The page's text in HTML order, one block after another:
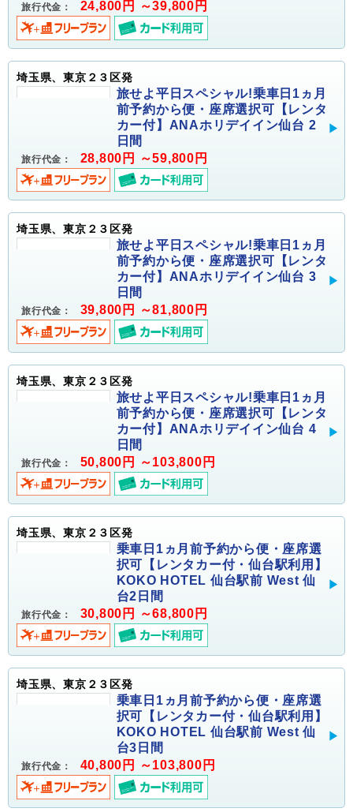
旅行代金： 24,800円 ～39,800円
埼玉県、東京２３区発
旅せよ平日スペシャル!乗車日1ヵ月
前予約から便・座席選択可【レンタ
カー付】ANAホリデイイン仙台 2
日間
旅行代金： 28,800円 ～59,800円
埼玉県、東京２３区発
旅せよ平日スペシャル!乗車日1ヵ月
前予約から便・座席選択可【レンタ
カー付】ANAホリデイイン仙台 3
日間
旅行代金： 39,800円 ～81,800円
埼玉県、東京２３区発
旅せよ平日スペシャル!乗車日1ヵ月
前予約から便・座席選択可【レンタ
カー付】ANAホリデイイン仙台 4
日間
旅行代金： 50,800円 ～103,800円
埼玉県、東京２３区発
乗車日1ヵ月前予約から便・座席選
択可【レンタカー付・仙台駅利用】
KOKO HOTEL 仙台駅前 West 仙
台2日間
旅行代金： 30,800円 ～68,800円
埼玉県、東京２３区発
乗車日1ヵ月前予約から便・座席選
択可【レンタカー付・仙台駅利用】
KOKO HOTEL 仙台駅前 West 仙
台3日間
旅行代金： 40,800円 ～103,800円